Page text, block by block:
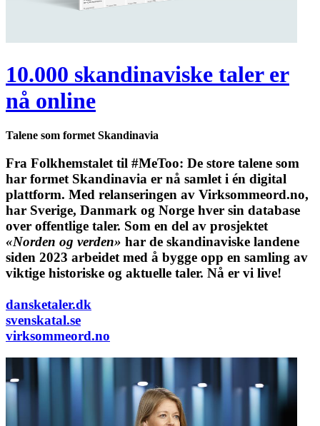
10.000 skandinaviske taler er
nå online
Talene som formet Skandinavia
Fra Folkhemstalet til #MeToo: De store talene som
har formet Skandinavia er nå samlet i én digital
plattform. Med relanseringen av Virksommeord.no,
har Sverige, Danmark og Norge hver sin database
over offentlige taler. Som en del av prosjektet
«Norden og verden» har de skandinaviske landene
siden 2023 arbeidet med å bygge opp en samling av
viktige historiske og aktuelle taler. Nå er vi live!
dansketaler.dk
svenskatal.se
virksommeord.no